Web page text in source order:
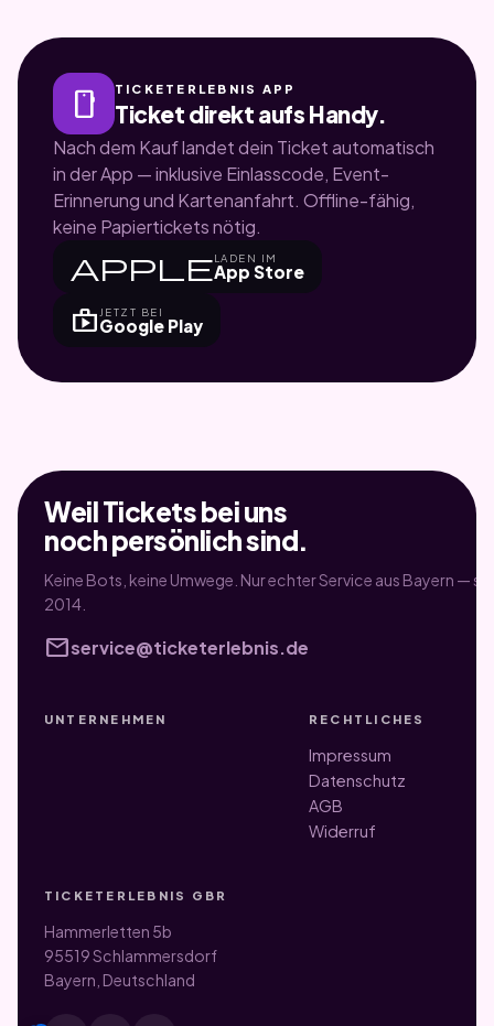
smartphone TICKETERLEBNIS APP
Ticket direkt aufs Handy.
Nach dem Kauf landet dein Ticket automatisch
in der App — inklusive Einlasscode, Event-
Erinnerung und Kartenanfahrt. Offline-fähig,
keine Papiertickets nötig.
appleLADEN IM
App Store
shop JETZT BEI
Google Play
Weil Tickets bei uns
noch persönlich sind.
Keine Bots, keine Umwege. Nur echter Service aus Bayern —
2014.
mailservice@ticketerlebnis.de
UNTERNEHMEN RECHTLICHES
Impressum
Datenschutz
AGB
Widerruf
TICKETERLEBNIS GBR
Hammerletten 5b
95519 Schlammersdorf
Bayern, Deutschland